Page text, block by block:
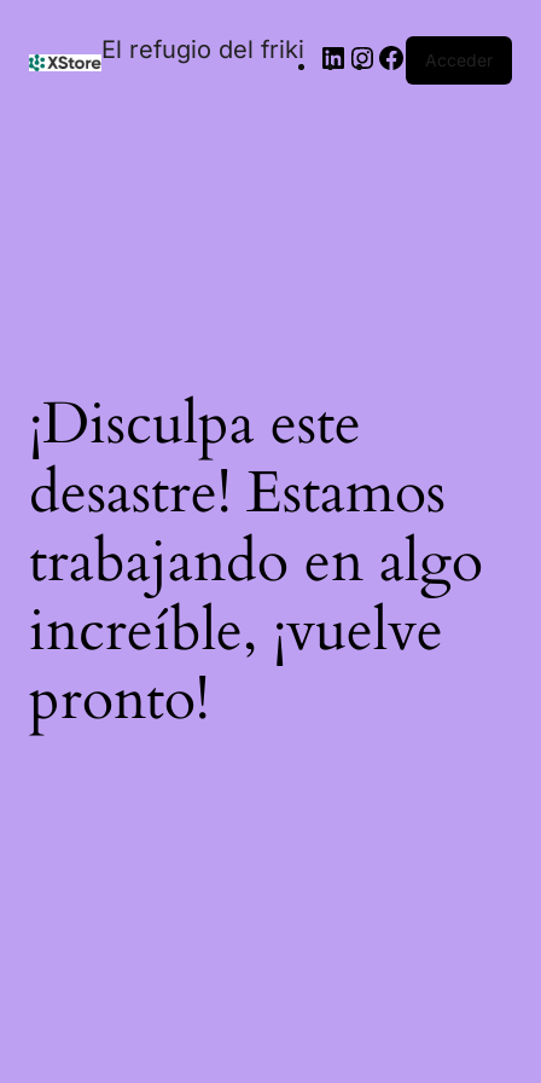
El refugio del friki Acceder
¡Disculpa este
desastre! Estamos
trabajando en algo
increíble, ¡vuelve
pronto!